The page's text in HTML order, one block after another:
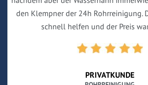
den Klempner der 24h Rohrreinigung.
schnell helfen und der Preis
PRIVATKUNDE